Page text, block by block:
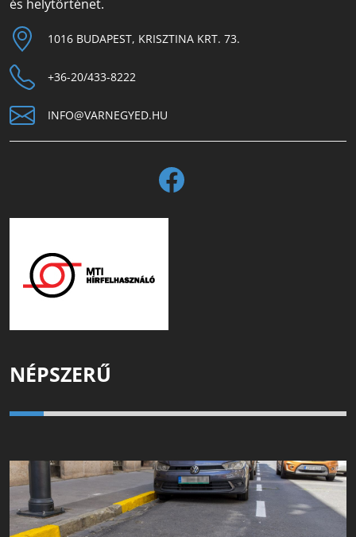
és helytörténet.
1016 BUDAPEST, KRISZTINA KRT. 73.
+36-20/433-8222
INFO@VARNEGYED.HU
NÉPSZERŰ